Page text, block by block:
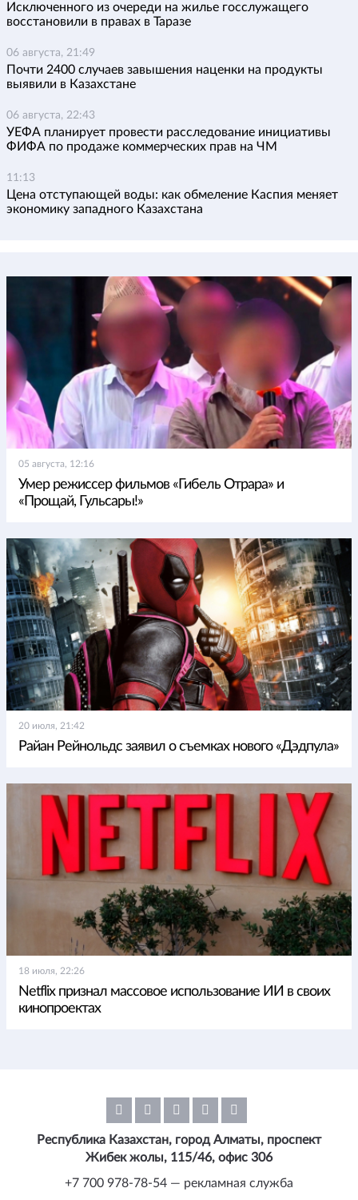
Исключенного из очереди на жилье госслужащего
восстановили в правах в Таразе
06 августа, 21:49
Почти 2400 случаев завышения наценки на продукты
выявили в Казахстане
06 августа, 22:43
УЕФА планирует провести расследование инициативы
ФИФА по продаже коммерческих прав на ЧМ
11:13
Цена отступающей воды: как обмеление Каспия меняет
экономику западного Казахстана
05 августа, 12:16
Умер режиссер фильмов «Гибель Отрара» и
«Прощай, Гульсары!»
20 июля, 21:42
Райан Рейнольдс заявил о съемках нового «Дэдпула»
18 июля, 22:26
Netflix признал массовое использование ИИ в своих
кинопроектах
Республика Казахстан, город Алматы, проспект
Жибек жолы, 115/46, офис 306
+7 700 978-78-54 — рекламная служба